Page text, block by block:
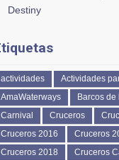
Destiny
actividades
Actividades
AmaWaterways
Barcos de
Carnival
Cruceros
Cruceros 2016
Cruceros
Cruceros 2018
Cruceros